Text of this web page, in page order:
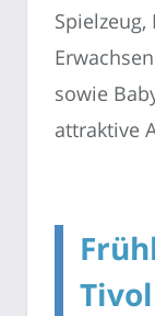
sowie
attraktive